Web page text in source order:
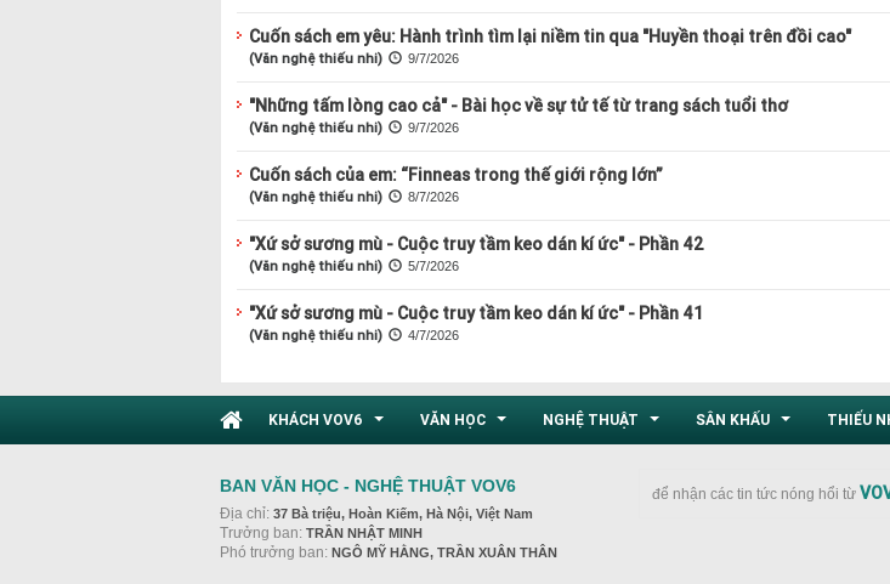
Cuốn sách em yêu: Hành trình tìm lại niềm tin qua "Huyền thoại trên đồi cao"
(Văn nghệ thiếu nhi) 9/7/2026
"Những tấm lòng cao cả" - Bài học về sự tử tế từ trang sách tuổi thơ
(Văn nghệ thiếu nhi) 9/7/2026
Cuốn sách của em: “Finneas trong thế giới rộng lớn”
(Văn nghệ thiếu nhi) 8/7/2026
"Xứ sở sương mù - Cuộc truy tầm keo dán kí ức" - Phần 42
(Văn nghệ thiếu nhi) 5/7/2026
"Xứ sở sương mù - Cuộc truy tầm keo dán kí ức" - Phần 41
(Văn nghệ thiếu nhi) 4/7/2026
KHÁCH VOV6 VĂN HỌC NGHỆ THUẬT SÂN KHẤU THIẾU
BAN VĂN HỌC - NGHỆ THUẬT VOV6
Địa chỉ: 37 Bà triệu, Hoàn Kiếm, Hà Nội, Việt Nam
Trưởng ban: TRẦN NHẬT MINH
Phó trưởng ban: NGÔ MỸ HẰNG, TRẦN XUÂN THÂN
để nhận các tin tức nóng hổi từ